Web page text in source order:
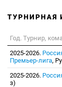
ТУРНИРНАЯ
Год. Турнир,
2025-2026.
Премьер-лига,
2025-2026.
з)